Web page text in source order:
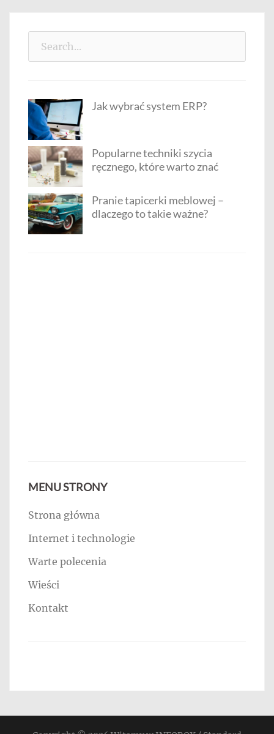
Jak wybrać system ERP?
Popularne techniki szycia
ręcznego, które warto znać
Pranie tapicerki meblowej –
dlaczego to takie ważne?
MENU STRONY
Strona główna
Internet i technologie
Warte polecenia
Wieści
Kontakt